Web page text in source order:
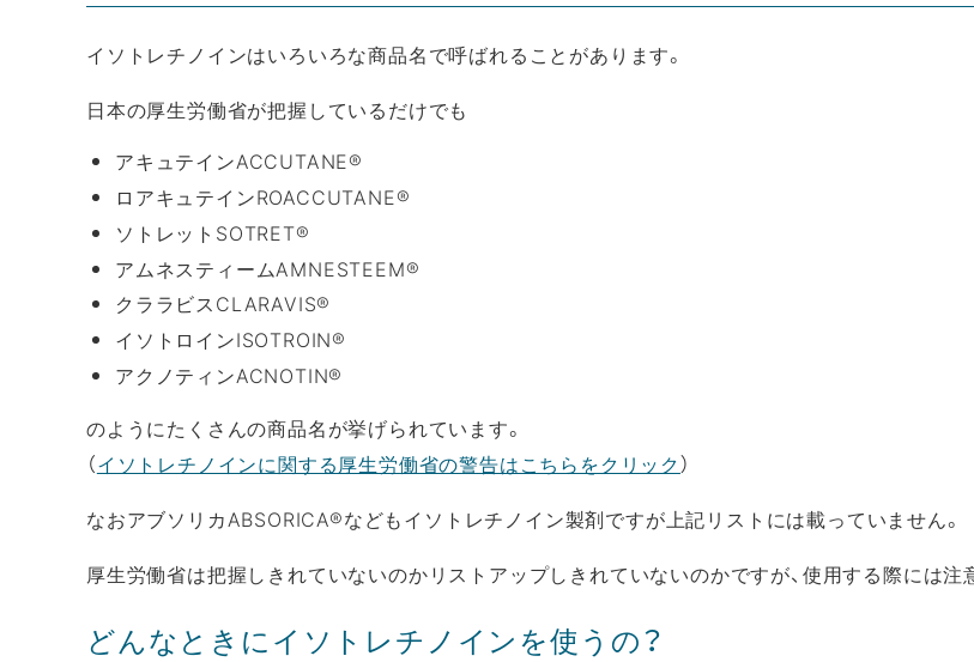
イソトレチノインはいろいろな商品名で呼ばれることがあります。
日本の厚生労働省が把握しているだけでも
アキュテインACCUTANE®
ロアキュテインROACCUTANE®
ソトレットSOTRET®
アムネスティームAMNESTEEM®
クララビスCLARAVIS®
イソトロインISOTROIN®
アクノティンACNOTIN®
のようにたくさんの商品名が挙げられています。
（イソトレチノインに関する厚生労働省の警告はこちらをクリック）
なおアブソリカABSORICA®などもイソトレチノイン製剤ですが上記リストには載っていません。
厚生労働省は把握しきれていないのかリストアップしきれていないのかですが、使用する際には注
どんなときにイソトレチノインを使うの？